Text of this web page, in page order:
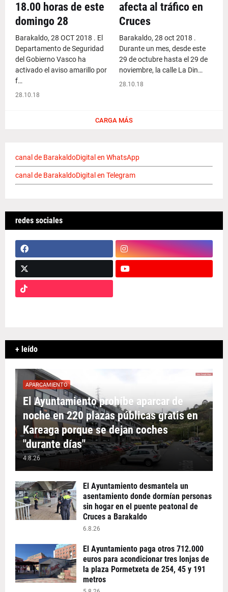
18.00 horas de este
domingo 28
Barakaldo, 28 OCT 2018 . El
Departamento de Seguridad
del Gobierno Vasco ha
activado el aviso amarillo por
f…
28.10.18
afecta al tráfico en
Cruces
Barakaldo, 28 oct 2018 .
Durante un mes, desde este
29 de octubre hasta el 29 de
noviembre, la calle La Din…
28.10.18
CARGA MÁS
canal de BarakaldoDigital en WhatsApp
canal de BarakaldoDigital en Telegram
redes sociales
+ leído
APARCAMIENTO
El Ayuntamiento prohíbe aparcar de
noche en 220 plazas públicas gratis en
Kareaga porque se dejan coches
"durante días"
4.8.26
El Ayuntamiento desmantela un
asentamiento donde dormían personas
sin hogar en el puente peatonal de
Cruces a Barakaldo
6.8.26
El Ayuntamiento paga otros 712.000
euros para acondicionar tres lonjas de
la plaza Pormetxeta de 254, 45 y 191
metros